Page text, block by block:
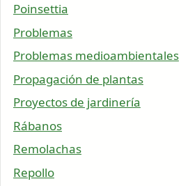
Poinsettia
Problemas
Problemas medioambientales
Propagación de plantas
Proyectos de jardinería
Rábanos
Remolachas
Repollo